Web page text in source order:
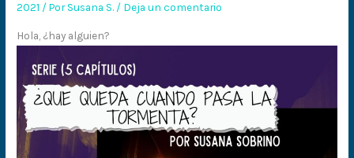
2021 / PorSusana S. / Deja un comentario
Hola, ¿hay alguien?